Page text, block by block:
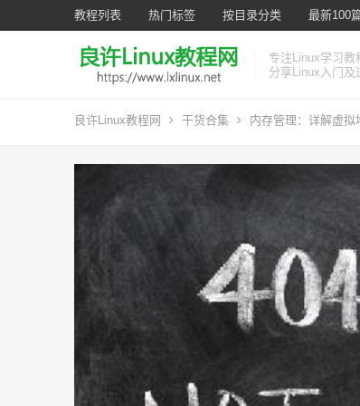
教程列表 热门标签 按目录分类 最新100
专注Linux学习教
分享Linux入门及
良许Linux教程网 干货合集 内存管理：详解虚拟